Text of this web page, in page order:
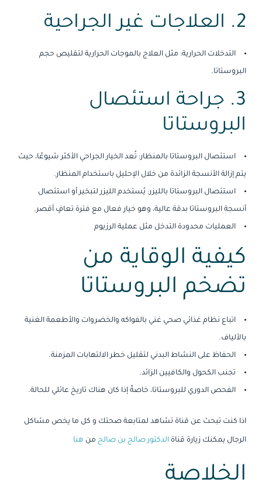
2. العلاجات غير الجراحية
التدخلات الحرارية: مثل العلاج بالموجات الحرارية لتقليص حجم
البروستاتا.
3. جراحة استئصال
البروستاتا
استئصال البروستاتا بالمنظار: تُعد الخيار الجراحي الأكثر شيوعًا، حيث
يتم إزالة الأنسجة الزائدة من خلال الإحليل باستخدام المنظار.
استئصال البروستاتا بالليزر: يُستخدم الليزر لتبخير أو استئصال
أنسجة البروستاتا بدقة عالية، وهو خيار فعال مع فترة تعافٍ أقصر.
العمليات محدودة التدخل مثل عملية الرزيوم
كيفية الوقاية من
تضخم البروستاتا
اتباع نظام غذائي صحي غني بالفواكه والخضروات والأطعمة الغنية
بالألياف.
الحفاظ على النشاط البدني لتقليل خطر الالتهابات المزمنة.
تجنب الكحول والكافيين الزائد.
الفحص الدوري للبروستاتا، خاصةً إذا كان هناك تاريخ عائلي للحالة.
اذا كنت تبحث عن قناة تشاهد لمتابعة صحتك و كل ما يخص مشاكل
الرجال يمكنك زيارة قناة الدكتور صالح بن صالح من هنا
الخلاصة